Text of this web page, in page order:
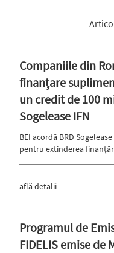
Companiile din
finanțare
un credit de 100
Sogelease IFN
BEI acordă BRD
pentru extinderea
află detalii
Programul de
FIDELIS emise